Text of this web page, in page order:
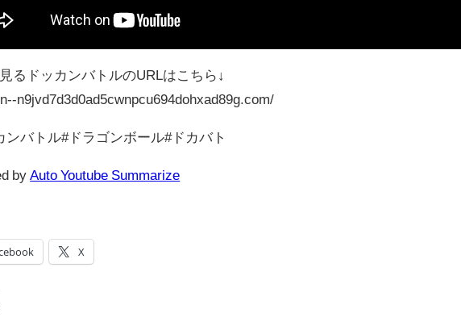
るドッカンバトルのURLはこちら↓
n9jvd7d3d0ad5cwnpcu694dohxad89g.com/
ンバトル#ドラゴンボール#ドカバト
by Auto Youtube Summarize
X